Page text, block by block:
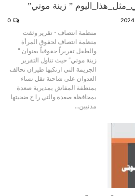
” زينة موتي”
منظمة انتصاف - تقرير وثقت
منظمة انتصاف لحقوق المرأة
والطفل تقريراً حقوقياً بعنوان "
زينة موتي” حيث تناول التقرير
الجريمة التي ارتكبها طيران تحالف
العدوان على شاحنة تقل نساء
بمنطقة المقاش بمديرية صعدة
بمحافظة صعدة والتي را ح ضحيتها
مدنيين…